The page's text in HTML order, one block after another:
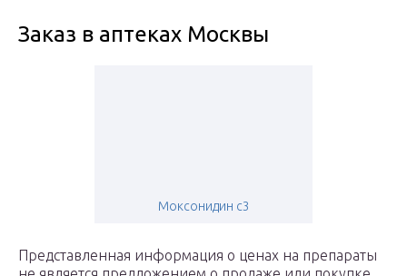
Заказ в аптеках Москвы
Моксонидин с3
Представленная информация о ценах на препараты